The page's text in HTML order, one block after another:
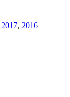
2017, 2016